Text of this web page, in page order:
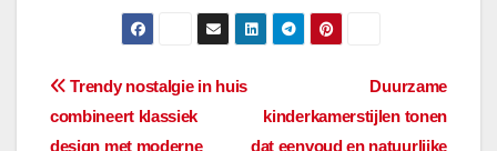
Berichtnavigatie
Duurzame
kinderkamerstijlen tonen
dat eenvoud en natuurlijke
Trendy nostalgie in huis
combineert klassiek
design met moderne